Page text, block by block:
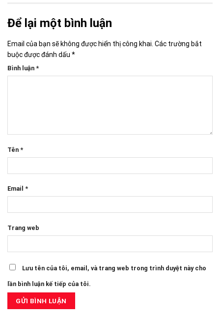
Để lại một bình luận
Email của bạn sẽ không được hiển thị công khai. Các trường bắt
buộc được đánh dấu *
Bình luận *
Tên *
Email *
Trang web
Lưu tên của tôi, email, và trang web trong trình duyệt này cho
lần bình luận kế tiếp của tôi.